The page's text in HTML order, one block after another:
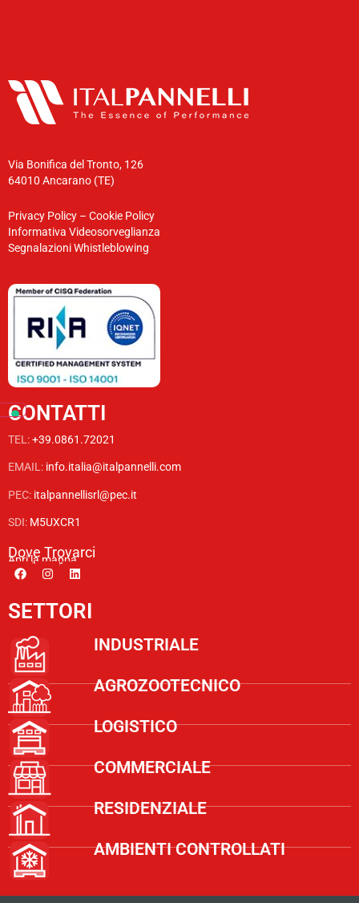
Via Bonifica del Tronto, 126
64010 Ancarano (TE)
Privacy Policy – Cookie Policy
Informativa Videosorveglianza
Segnalazioni Whistleblowing
CONTATTI
TEL:+39.0861.72021
EMAIL: info.italia@italpannelli.com
PEC: italpannellisrl@pec.it
SDI: M5UXCR1
Dove Trovarci
Apri la mappa
SETTORI
INDUSTRIALE
AGROZOOTECNICO
LOGISTICO
COMMERCIALE
RESIDENZIALE
AMBIENTI CONTROLLATI